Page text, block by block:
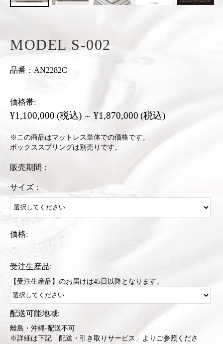
MODEL S-002
品番：AN2282C
価格帯:
¥1,100,000 (税込) ～ ¥1,870,000 (税込)
※この商品はマットレス単体での価格です。
ボックススプリングは別売りです。
販売期間：
サイズ：
価格:
－
受注生産品:
【受注生産品】のお届けは45日以降となります。
配送可能地域:
離島・沖縄-配送不可
※詳細は下記「配送・引き取りサービス」よりご参照くださ